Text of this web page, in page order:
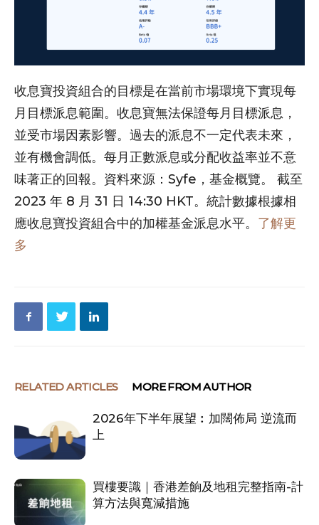
收息寶投資組合的目標是在當前市場環境下實現每
月目標派息範圍。收息寶無法保證每月目標派息，
並受市場因素影響。過去的派息不一定代表未來，
並有機會調低。每月正數派息或分配收益率並不意
味著正的回報。資料來源：Syfe，基金概覽。 截至
2023 年 8 月 31 日 14:30 HKT。統計數據根據相
應收息寶投資組合中的加權基金派息水平。 了解更
多
RELATED ARTICLES MORE FROM AUTHOR
2026年下半年展望︰加闊佈局 逆流而
上
買樓要識｜香港差餉及地租完整指南-計
算方法與寬減措施